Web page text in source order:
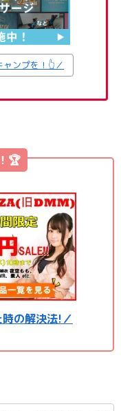
ンプを！👆／
🏆
の解決法!／